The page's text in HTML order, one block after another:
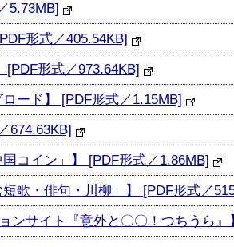
5.73MB]
形式／405.54KB]
形式／973.64KB]
ード】 [PDF形式／1.15MB]
674.63KB]
イン」】 [PDF形式／1.86MB]
・俳句・川柳」】 [PDF形式／
イト『意外と〇〇！つちうら』